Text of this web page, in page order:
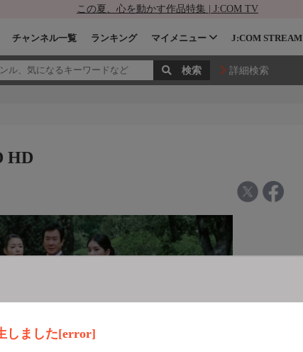
この夏、心を動かす作品特集 | J:COM TV
チャンネル一覧 ランキング マイメニュー J:COM STREAM
詳細検索
しました[error]
HD